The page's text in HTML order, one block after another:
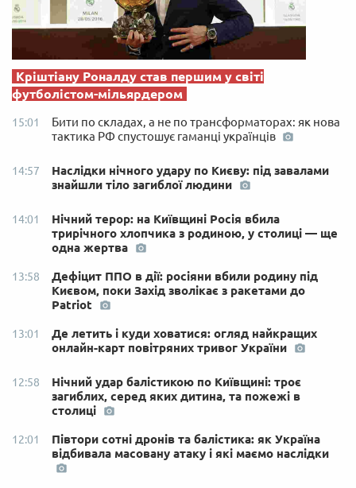
Кріштіану Роналду став першим у світі
футболістом-мільярдером
15:01
Бити по складах, а не по трансформаторах: як нова
тактика РФ спустошує гаманці українців
14:57
Наслідки нічного удару по Києву: під завалами
знайшли тіло загиблої людини
14:01
Нічний терор: на Київщині Росія вбила
трирічного хлопчика з родиною, у столиці — ще
одна жертва
13:58
Дефіцит ППО в дії: росіяни вбили родину під
Києвом, поки Захід зволікає з ракетами до
Patriot
13:01
Де летить і куди ховатися: огляд найкращих
онлайн-карт повітряних тривог України
12:58
Нічний удар балістикою по Київщині: троє
загиблих, серед яких дитина, та пожежі в
столиці
12:01
Півтори сотні дронів та балістика: як Україна
відбивала масовану атаку і які маємо наслідки